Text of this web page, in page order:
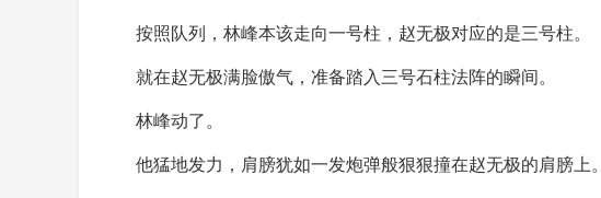
按照队列，林峰本该走向一号柱，赵无极对应的是三号柱。
就在赵无极满脸傲气，准备踏入三号石柱法阵的瞬间。
林峰动了。
他猛地发力，肩膀犹如一发炮弹般狠狠撞在赵无极的肩膀上。